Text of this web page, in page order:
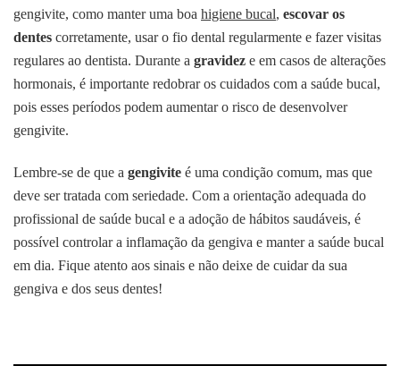
gengivite, como manter uma boa higiene bucal, escovar os
dentes corretamente, usar o fio dental regularmente e fazer visitas
regulares ao dentista. Durante a gravidez e em casos de alterações
hormonais, é importante redobrar os cuidados com a saúde bucal,
pois esses períodos podem aumentar o risco de desenvolver
gengivite.
Lembre-se de que a gengivite é uma condição comum, mas que
deve ser tratada com seriedade. Com a orientação adequada do
profissional de saúde bucal e a adoção de hábitos saudáveis, é
possível controlar a inflamação da gengiva e manter a saúde bucal
em dia. Fique atento aos sinais e não deixe de cuidar da sua
gengiva e dos seus dentes!